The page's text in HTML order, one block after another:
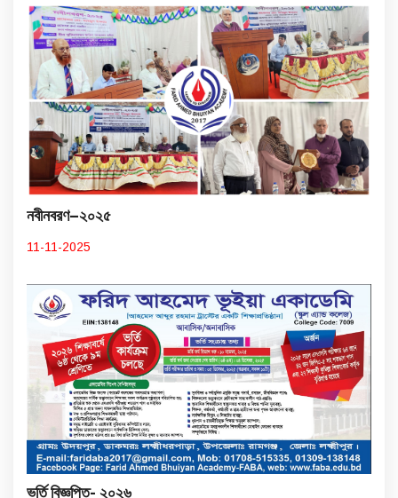
নবীনবরণ–২০২৫
11-11-2025
ভর্তি বিজ্ঞপ্তি- ২০২৬